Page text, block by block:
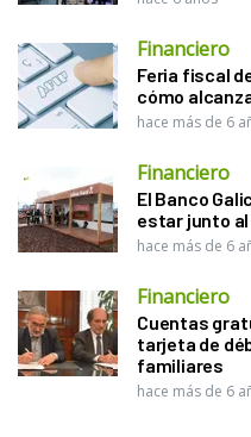
Financiero
Feria fiscal
cómo
hace más de 6
Financiero
El Banco
estar junto
hace más de 6
Financiero
Cuentas
tarjeta de
familiares
hace más de 6